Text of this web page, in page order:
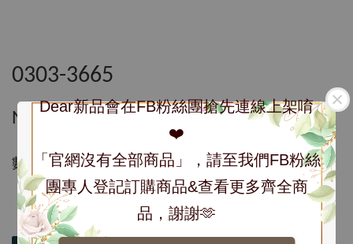
Dear新品會在FB粉絲團搶先連線上架唷
❤️
「官網沒有全部商品」，請至我們FB粉絲
團專人登記訂購商品&查看更多齊全商
品，謝謝🫶
0303-3665
NT$ 3,665
數量